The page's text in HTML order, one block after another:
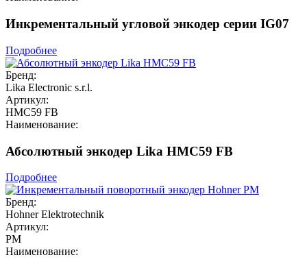
Инкрементальный угловой энкодер серии IG07
Подробнее
Бренд:
Lika Electronic s.r.l.
Артикул:
HMC59 FB
Наименование:
Абсолютный энкодер Lika HMC59 FB
Подробнее
Бренд:
Hohner Elektrotechnik
Артикул:
PM
Наименование: